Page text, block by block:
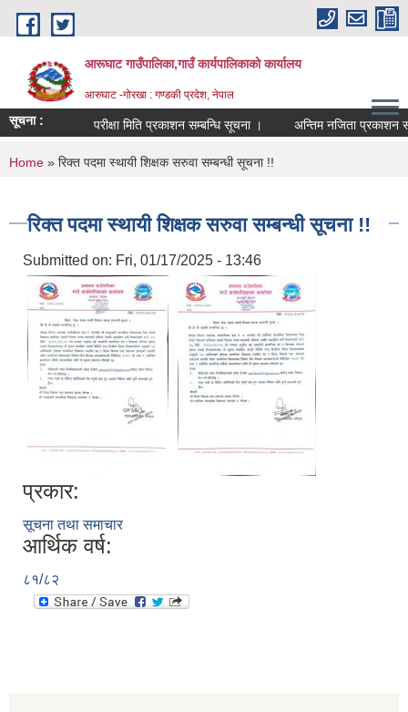
Skip to main content
आरूघाट गाउँपालिका,गाउँ कार्यपालिकाको कार्यालय
आरुघाट -गोरखा : गण्डकी प्रदेश, नेपाल
सूचना : परीक्षा मिति प्रकाशन सम्बन्धि सूचना । अन्तिम नजिता प्रकाशन
You are here
Home » रिक्त पदमा स्थायी शिक्षक सरुवा सम्बन्धी सूचना !!
रिक्त पदमा स्थायी शिक्षक सरुवा सम्बन्धी सूचना !!
Submitted on: Fri, 01/17/2025 - 13:46
प्रकार:
सूचना तथा समाचार
आर्थिक वर्ष:
८१/८२